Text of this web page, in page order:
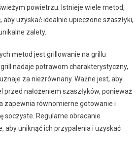
powietrzu. Istnieje wiele metod,
uzyskać idealnie upieczone szaszłyki,
zalety.
metod jest grillowanie na grillu
nadaje potrawom charakterystyczny,
za niezrównany. Ważne jest, aby
przed nałożeniem szaszłyków, ponieważ
zapewnia równomierne gotowanie i
soczyste. Regularne obracanie
aby uniknąć ich przypalenia i uzyskać